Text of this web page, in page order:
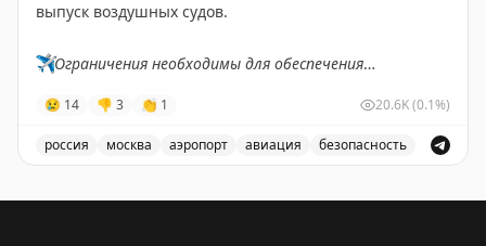
выпуск воздушных судов.
✈️Ограничения необходимы для обеспечения
✈️ Говорит Росавиация| MАХ
😢 14 👎 3 👏 1 20.6K(0.1%)
россия москва аэропорт авиация безопасность